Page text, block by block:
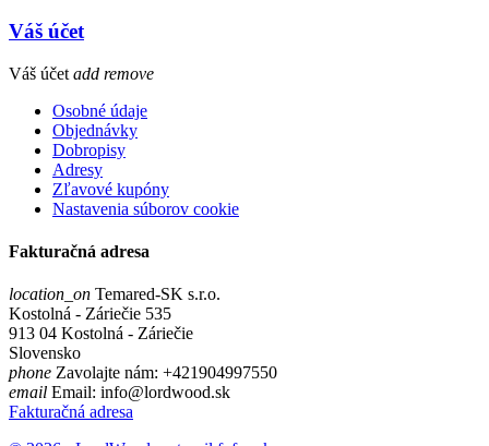
Váš účet
Váš účet add remove
Osobné údaje
Objednávky
Dobropisy
Adresy
Zľavové kupóny
Nastavenia súborov cookie
Fakturačná adresa
location_on Temared-SK s.r.o.
Kostolná - Záriečie 535
913 04 Kostolná - Záriečie
Slovensko
phone Zavolajte nám: +421904997550
email Email: info@lordwood.sk
Fakturačná adresa